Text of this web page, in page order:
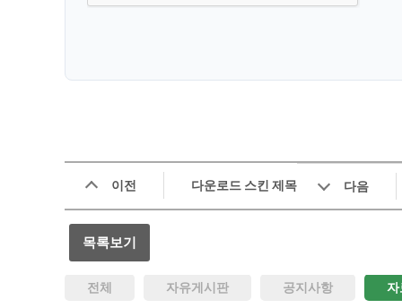
이전 다운로드 스킨 제목 다음
목록보기
전체 자유게시판 공지사항 자